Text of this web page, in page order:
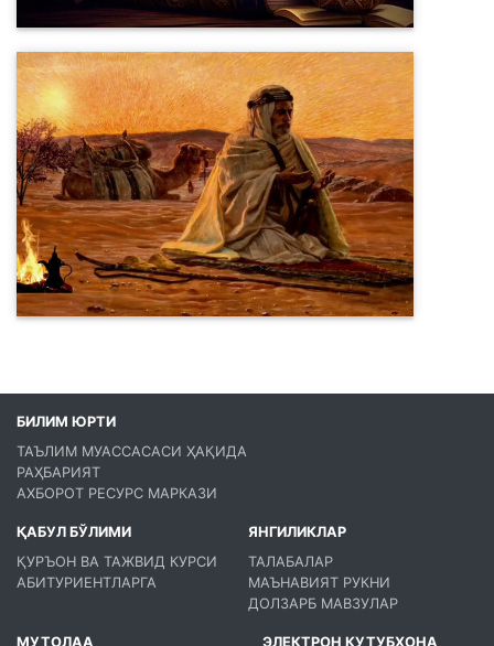
БИЛИМ ЮРТИ
ТАЪЛИМ МУАССАСАСИ ҲАҚИДА
РАҲБАРИЯТ
АХБОРОТ РЕСУРС МАРКАЗИ
ҚАБУЛ БЎЛИМИ
ҚУРЪОН ВА ТАЖВИД КУРСИ
АБИТУРИЕНТЛАРГА
ЯНГИЛИКЛАР
ТАЛАБАЛАР
МАЪНАВИЯТ РУКНИ
ДОЛЗАРБ МАВЗУЛАР
МУТОЛАА
ЭЛЕКТРОН КУТУБХОНА